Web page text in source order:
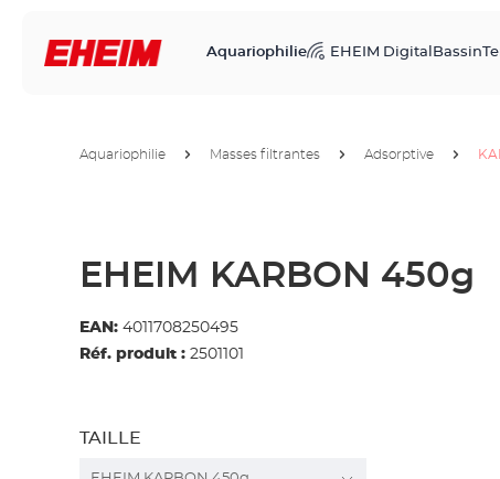
Aquariophilie EHEIM Digital Bassin
Aquariophilie Masses filtrantes Adsorptive
EHEIM KARBON 450g
EAN: 4011708250495
Réf. produit : 2501101
TAILLE